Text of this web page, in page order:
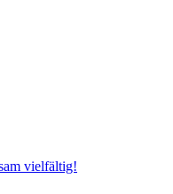
vielfältig!